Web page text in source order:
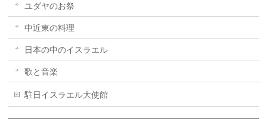
ユダヤのお祭
中近東の料理
日本の中のイスラエル
歌と音楽
駐日イスラエル大使館